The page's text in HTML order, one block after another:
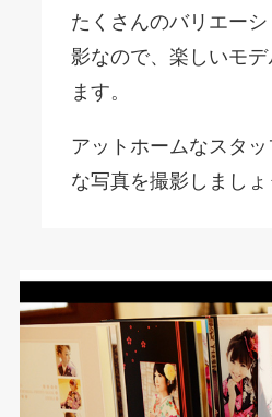
たくさんのバリエー
影なので、楽しいモデ
ます。
アットホームなスタ
な写真を撮影しましょ